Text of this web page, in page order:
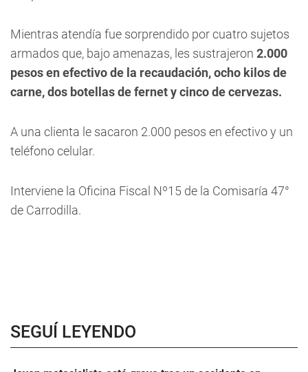
Mientras atendía fue sorprendido por cuatro sujetos
armados que, bajo amenazas, les sustrajeron 2.000
pesos en efectivo de la recaudación, ocho kilos de
carne, dos botellas de fernet y cinco de cervezas.
A una clienta le sacaron 2.000 pesos en efectivo y un
teléfono celular.
Interviene la Oficina Fiscal Nº15 de la Comisaría 47°
de Carrodilla.
SEGUÍ LEYENDO